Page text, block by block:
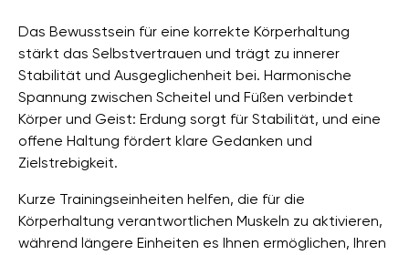
Das Bewusstsein für eine korrekte Körperhaltung
stärkt das Selbstvertrauen und trägt zu innerer
Stabilität und Ausgeglichenheit bei. Harmonische
Spannung zwischen Scheitel und Füßen verbindet
Körper und Geist: Erdung sorgt für Stabilität, und eine
offene Haltung fördert klare Gedanken und
Zielstrebigkeit.
Kurze Trainingseinheiten helfen, die für die
Körperhaltung verantwortlichen Muskeln zu aktivieren,
während längere Einheiten es Ihnen ermöglichen, Ihren